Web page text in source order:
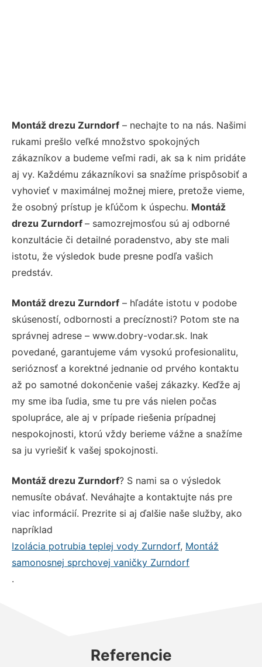
Montáž drezu Zurndorf – nechajte to na nás. Našimi
rukami prešlo veľké množstvo spokojných
zákazníkov a budeme veľmi radi, ak sa k nim pridáte
aj vy. Každému zákazníkovi sa snažíme prispôsobiť a
vyhovieť v maximálnej možnej miere, pretože vieme,
že osobný prístup je kľúčom k úspechu. Montáž
drezu Zurndorf – samozrejmosťou sú aj odborné
konzultácie či detailné poradenstvo, aby ste mali
istotu, že výsledok bude presne podľa vašich
predstáv.
Montáž drezu Zurndorf – hľadáte istotu v podobe
skúseností, odbornosti a precíznosti? Potom ste na
správnej adrese – www.dobry-vodar.sk. Inak
povedané, garantujeme vám vysokú profesionalitu,
serióznosť a korektné jednanie od prvého kontaktu
až po samotné dokončenie vašej zákazky. Keďže aj
my sme iba ľudia, sme tu pre vás nielen počas
spolupráce, ale aj v prípade riešenia prípadnej
nespokojnosti, ktorú vždy berieme vážne a snažíme
sa ju vyriešiť k vašej spokojnosti.
Montáž drezu Zurndorf? S nami sa o výsledok
nemusíte obávať. Neváhajte a kontaktujte nás pre
viac informácií. Prezrite si aj ďalšie naše služby, ako
napríklad
Izolácia potrubia teplej vody Zurndorf, Montáž
samonosnej sprchovej vaničky Zurndorf
.
Referencie